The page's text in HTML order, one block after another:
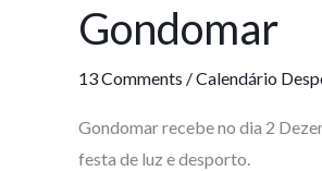
Gondomar
13 Comments /Calendário
Gondomar recebe no dia 2
festa de luz e desporto.